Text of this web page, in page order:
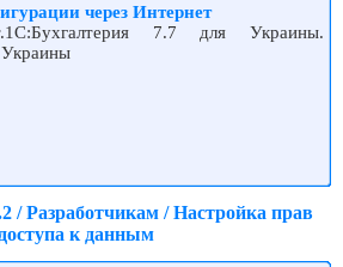
через Интернет
7.7 для Украины.
Украины
/ Разработчикам / Настройка прав
доступа к данным